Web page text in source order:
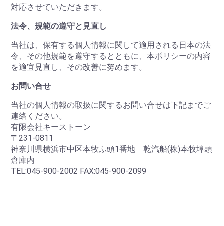
対応させていただきます。
法令、規範の遵守と見直し
当社は、保有する個人情報に関して適用される日本の法
令、その他規範を遵守するとともに、本ポリシーの内容
を適宜見直し、その改善に努めます。
お問い合せ
当社の個人情報の取扱に関するお問い合せは下記までご
連絡ください。
有限会社キーストーン
〒231-0811
神奈川県横浜市中区本牧ふ頭1番地 乾汽船(株)本牧埠頭
倉庫内
TEL:045-900-2002 FAX:045-900-2099